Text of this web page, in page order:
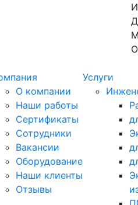
О компании
Наши работы
Сертификаты
Сотрудники
Вакансии
Оборудование
Наши клиенты
Отзывы
Услуги